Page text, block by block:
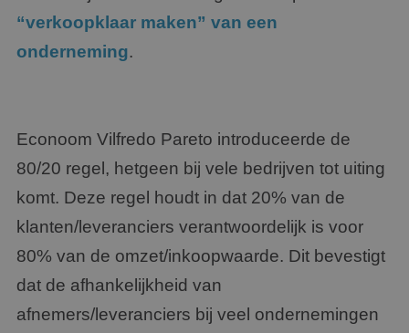
“verkoopklaar maken” van een
onderneming.
Econoom Vilfredo Pareto introduceerde de
80/20 regel, hetgeen bij vele bedrijven tot uiting
komt. Deze regel houdt in dat 20% van de
klanten/leveranciers verantwoordelijk is voor
80% van de omzet/inkoopwaarde. Dit bevestigt
dat de afhankelijkheid van
afnemers/leveranciers bij veel ondernemingen